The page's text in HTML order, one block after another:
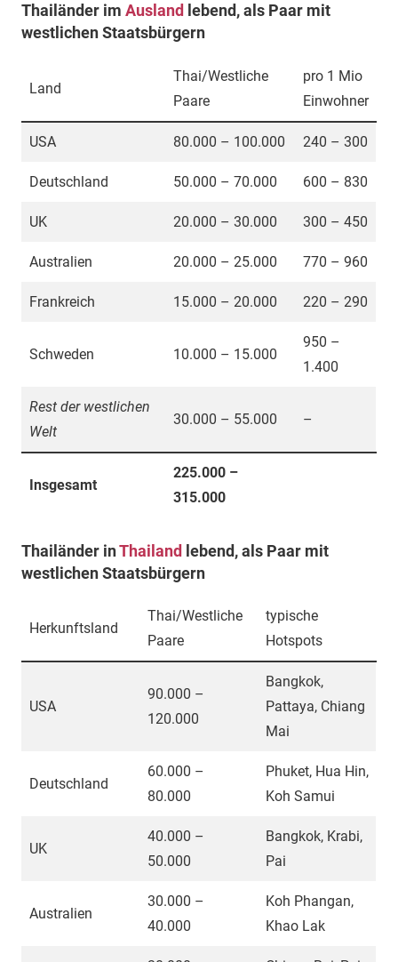
Thailänder im Ausland lebend, als Paar mit
westlichen Staatsbürgern
Land
Thai/Westliche
Paare
pro 1 Mio
Einwohner
USA 80.000 – 100.000 240 – 300
Deutschland 50.000 – 70.000 600 – 830
UK 20.000 – 30.000 300 – 450
Australien 20.000 – 25.000 770 – 960
Frankreich 15.000 – 20.000 220 – 290
Schweden 10.000 – 15.000
950 –
1.400
Rest der westlichen
Welt
30.000 – 55.000 –
Insgesamt
225.000 –
315.000
Thailänder inThailand lebend, als Paar mit
westlichen Staatsbürgern
Herkunftsland
Thai/Westliche
Paare
typische
Hotspots
USA
90.000 –
120.000
Bangkok,
Pattaya, Chiang
Mai
Deutschland
60.000 –
80.000
Phuket, Hua Hin,
Koh Samui
UK
40.000 –
50.000
Bangkok, Krabi,
Pai
Australien
30.000 –
40.000
Koh Phangan,
Khao Lak